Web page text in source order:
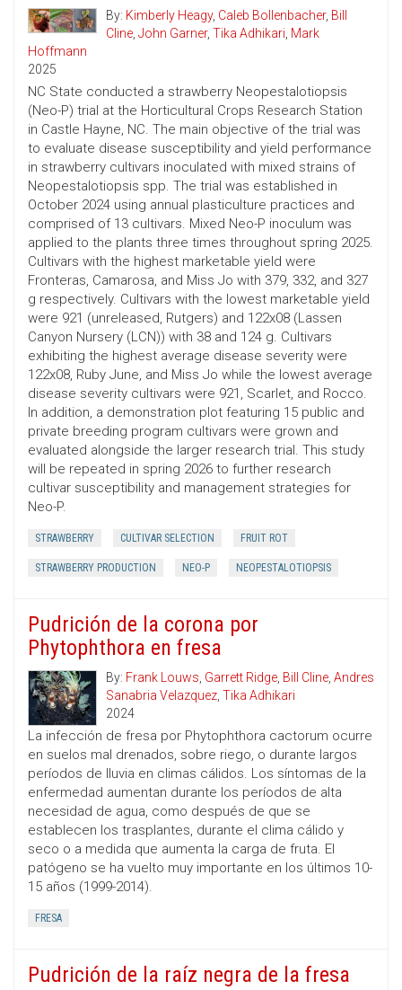
By: Kimberly Heagy, Caleb Bollenbacher, Bill
Cline, John Garner, Tika Adhikari, Mark
Hoffmann
2025
NC State conducted a strawberry Neopestalotiopsis
(Neo-P) trial at the Horticultural Crops Research Station
in Castle Hayne, NC. The main objective of the trial was
to evaluate disease susceptibility and yield performance
in strawberry cultivars inoculated with mixed strains of
Neopestalotiopsis spp. The trial was established in
October 2024 using annual plasticulture practices and
comprised of 13 cultivars. Mixed Neo-P inoculum was
applied to the plants three times throughout spring 2025.
Cultivars with the highest marketable yield were
Fronteras, Camarosa, and Miss Jo with 379, 332, and 327
g respectively. Cultivars with the lowest marketable yield
were 921 (unreleased, Rutgers) and 122x08 (Lassen
Canyon Nursery (LCN)) with 38 and 124 g. Cultivars
exhibiting the highest average disease severity were
122x08, Ruby June, and Miss Jo while the lowest average
disease severity cultivars were 921, Scarlet, and Rocco.
In addition, a demonstration plot featuring 15 public and
private breeding program cultivars were grown and
evaluated alongside the larger research trial. This study
will be repeated in spring 2026 to further research
cultivar susceptibility and management strategies for
Neo-P.
STRAWBERRY CULTIVAR SELECTION FRUIT ROT
STRAWBERRY PRODUCTION NEO-P NEOPESTALOTIOPSIS
Pudrición de la corona por
Phytophthora en fresa
By: Frank Louws, Garrett Ridge, Bill Cline, Andres
Sanabria Velazquez, Tika Adhikari
2024
La infección de fresa por Phytophthora cactorum ocurre
en suelos mal drenados, sobre riego, o durante largos
períodos de lluvia en climas cálidos. Los síntomas de la
enfermedad aumentan durante los períodos de alta
necesidad de agua, como después de que se
establecen los trasplantes, durante el clima cálido y
seco o a medida que aumenta la carga de fruta. El
patógeno se ha vuelto muy importante en los últimos 10-
15 años (1999-2014).
FRESA
Pudrición de la raíz negra de la fresa